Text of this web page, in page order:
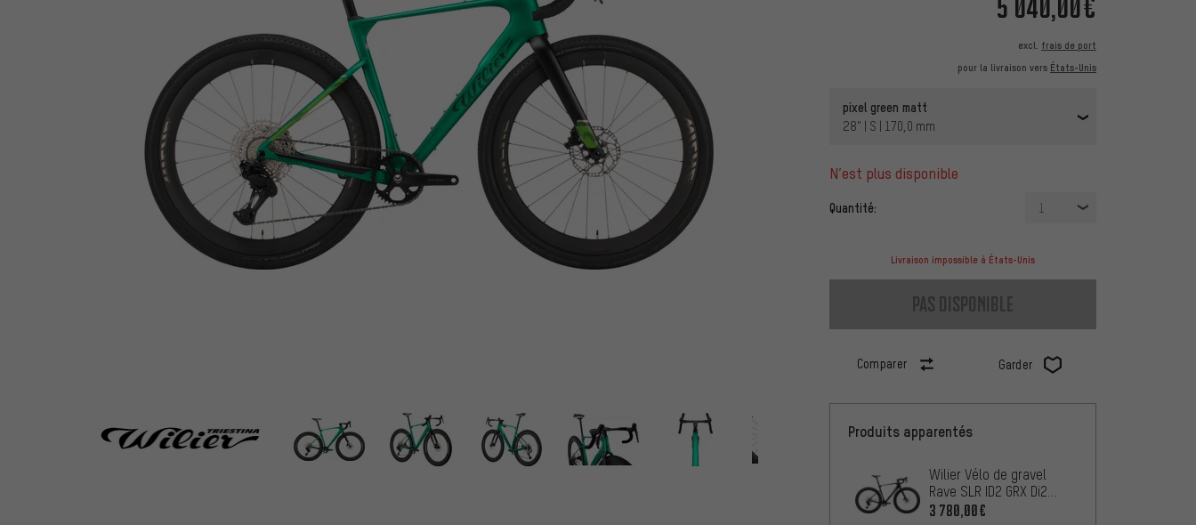
excl. frais de port
pour la livraison vers États-Unis
pixel green matt
28" | S | 170,0 mm
n’est plus disponible
Quantité: 1
Livraison impossible à États-Unis
pas disponible
Comparer Garder
Wilier
Produits apparentés
Wilier Vélo de gravel
Rave SLR ID2 GRX Di2
1x12 Carbon Graff
3 780,00€